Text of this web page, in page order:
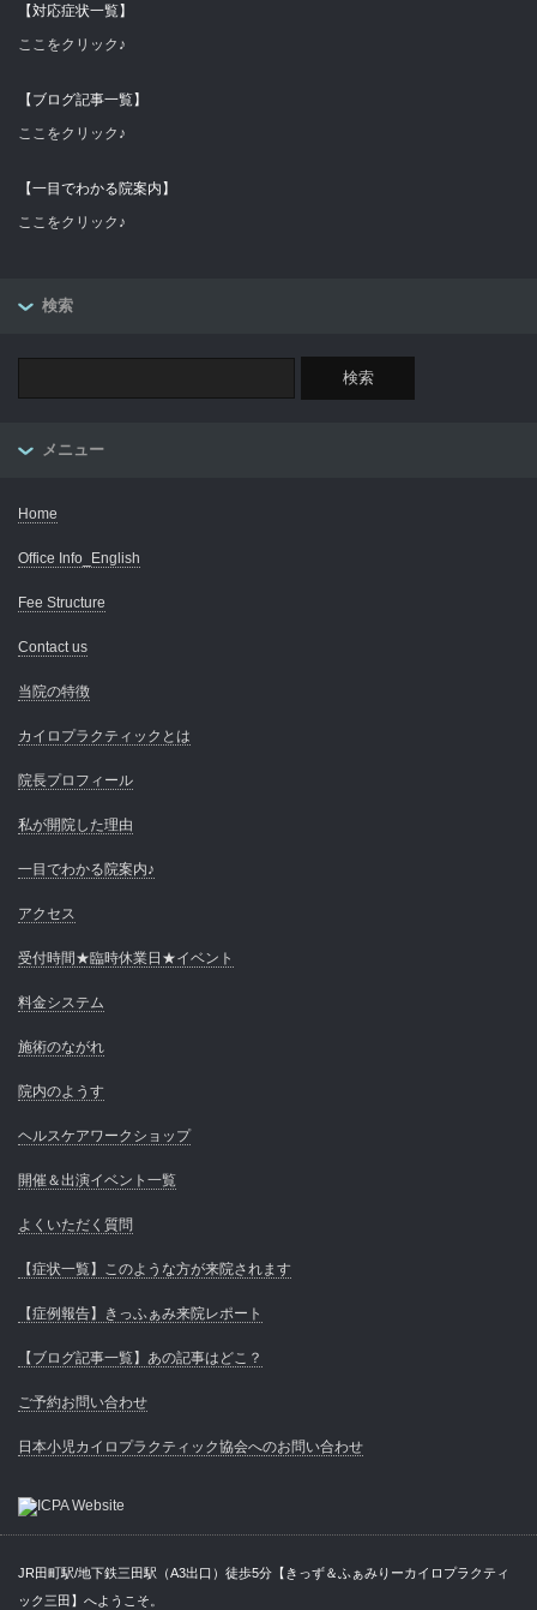
【対応症状一覧】
ここをクリック♪
【ブログ記事一覧】
ここをクリック♪
【一目でわかる院案内】
ここをクリック♪
検索
メニュー
Home
Office Info_English
Fee Structure
Contact us
当院の特徴
カイロプラクティックとは
院長プロフィール
私が開院した理由
一目でわかる院案内♪
アクセス
受付時間★臨時休業日★イベント
料金システム
施術のながれ
院内のようす
ヘルスケアワークショップ
開催＆出演イベント一覧
よくいただく質問
【症状一覧】このような方が来院されます
【症例報告】きっふぁみ来院レポート
【ブログ記事一覧】あの記事はどこ？
ご予約お問い合わせ
日本小児カイロプラクティック協会へのお問い合わせ
JR田町駅/地下鉄三田駅（A3出口）徒歩5分【きっず＆ふぁみりーカイロプラクティ
ック三田】へようこそ。